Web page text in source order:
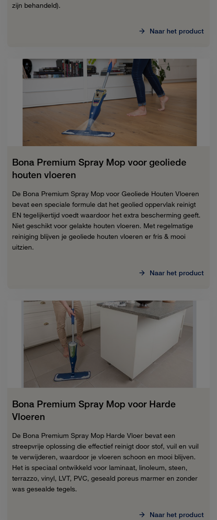
zijn behandeld).
Naar het product
Bona Premium Spray Mop voor geoliede
houten vloeren
De Bona Premium Spray Mop voor Geoliede Houten Vloeren
bevat een speciale formule dat het geolied oppervlak reinigt
EN tegelijkertijd voedt waardoor het extra bescherming geeft.
Niet geschikt voor gelakte houten vloeren. Met regelmatige
reiniging blijven je geoliede houten vloeren er fris & mooi
uitzien.
Naar het product
Bona Premium Spray Mop voor Harde
Vloeren
De Bona Premium Spray Mop Harde Vloer bevat een
streepvrije oplossing die effectief reinigt door stof, vuil en vuil
te verwijderen, waardoor je vloeren schoon en mooi blijven.
Het is speciaal ontwikkeld voor laminaat, linoleum, steen,
terrazzo, vinyl, LVT, PVC, geseald poreus marmer en zonder
was gesealde tegels.
Naar het product